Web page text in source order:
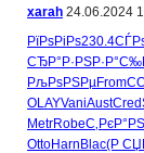
xarah 24.06.2024
РїРѕРіРѕ230.4
СЂР°Р·РЅ
РљРѕРЅРµFrom
OLAYVaniAustCred
MetrRobeС‚РєР°РЅ
OttoHarnBlac(Р